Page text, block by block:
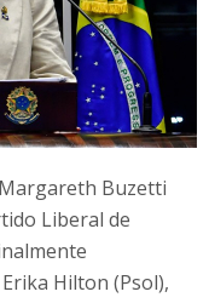
Buzetti
Liberal de
Hilton (Psol),